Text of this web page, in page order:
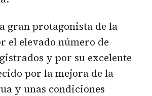
gran protagonista de la
el elevado número de
y por su excelente
por la mejora de la
y unas condiciones